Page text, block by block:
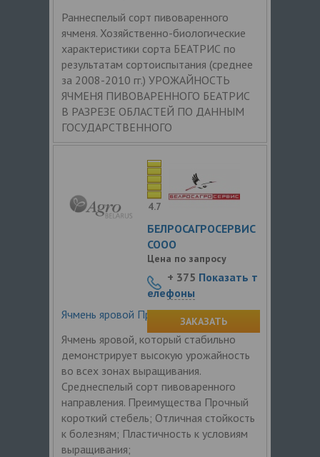
Раннеспелый сорт пивоваренного
ячменя. Хозяйственно-биологические
характеристики сорта БЕАТРИС по
результатам сортоиспытания (среднее
за 2008-2010 гг.) УРОЖАЙНОСТЬ
ЯЧМЕНЯ ПИВОВАРЕННОГО БЕАТРИС
В РАЗРЕЗЕ ОБЛАСТЕЙ ПО ДАННЫМ
ГОСУДАРСТВЕННОГО
Ячмень яровой Проспект
Ячмень яровой, который стабильно
демонстрирует высокую урожайность
во всех зонах выращивания.
Среднеспелый сорт пивоваренного
направления. Преимущества Прочный
короткий стебель; Отличная стойкость
к болезням; Пластичность к условиям
выращивания;
4.7
БЕЛРОСАГРОСЕРВИС
СООО
Цена по запросу
+ 375 Показать т
елефоны
ЗАКАЗАТЬ